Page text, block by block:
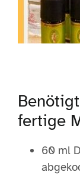
fertige
60 ml